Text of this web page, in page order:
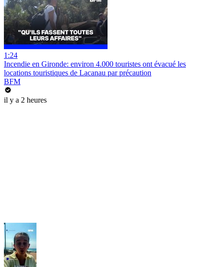
1:24
Incendie en Gironde: environ 4.000 touristes ont évacué les
locations touristiques de Lacanau par précaution
BFM
il y a 2 heures